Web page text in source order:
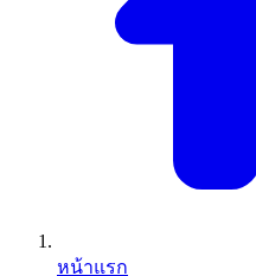
หน้าแรก